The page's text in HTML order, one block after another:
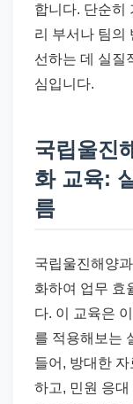
합니다. 단순히
리 부서나 팀의
선하는 데 실질
심입니다.
국립울진
화 교육:
름
국립울진해양
화하여 업무 효
다. 이 교육은
를 적용해보는
들어, 방대한
하고, 민원 응